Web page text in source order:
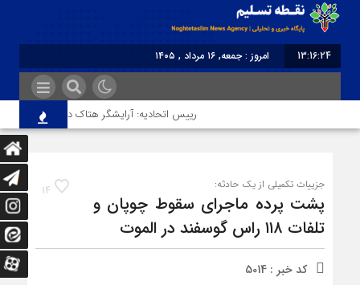
13:16:24
امروز : جمعه, ۱۶ مرداد , ۱۴۰۵
رییس اتحادیه: آرایشگر هتاک در قزوین عضو
14 جزییات تکمیلی از یک حادثه:
پشت پرده ماجرای سقوط چوپان و
تلفات ۱۱۸ راس گوسفند در الموت
کد خبر : 5014